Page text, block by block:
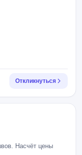
Откликнуться
Насчёт цены